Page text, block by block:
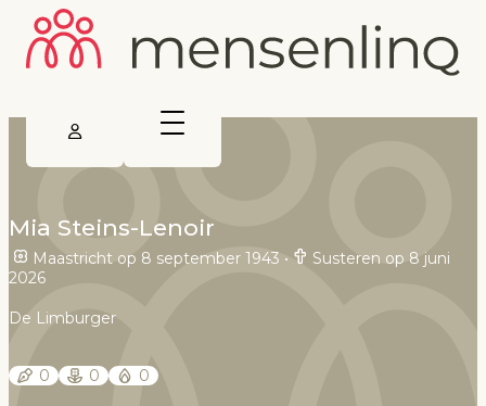
Mia Steins-Lenoir
Maastricht op 8 september 1943 •
Susteren op 8 juni
2026
De Limburger
0 0 0